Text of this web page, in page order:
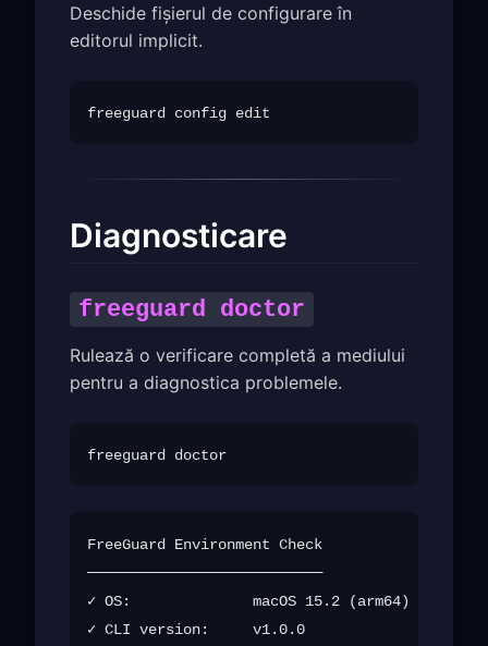
Deschide fișierul de configurare în
editorul implicit.
Diagnosticare
freeguard doctor
Rulează o verificare completă a mediului
pentru a diagnostica problemele.
FreeGuard Environment Check
───────────────────────────
✓ OS:              macOS 15.2 (arm64)
✓ CLI version:     v1.0.0